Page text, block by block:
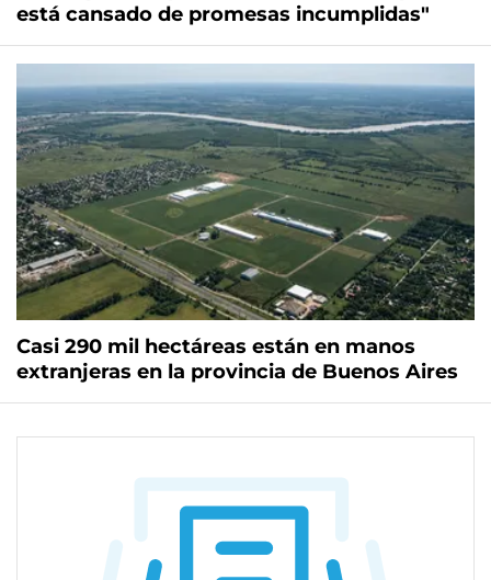
está cansado de promesas incumplidas"
Casi 290 mil hectáreas están en manos
extranjeras en la provincia de Buenos Aires